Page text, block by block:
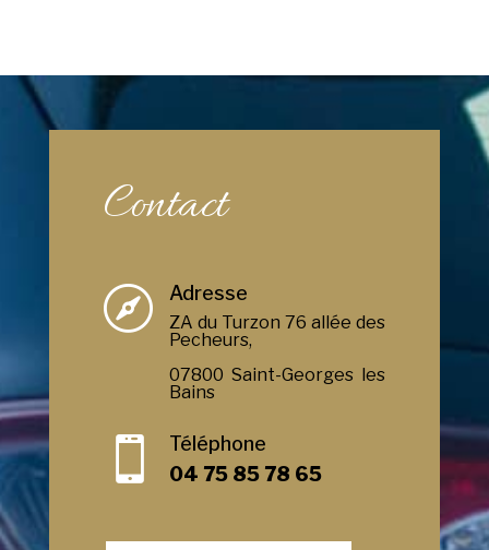
Contact
 Adresse
ZA du Turzon 76 allée des
Pecheurs,
07800 Saint-Georges les
Bains

Téléphone
04 75 85 78 65